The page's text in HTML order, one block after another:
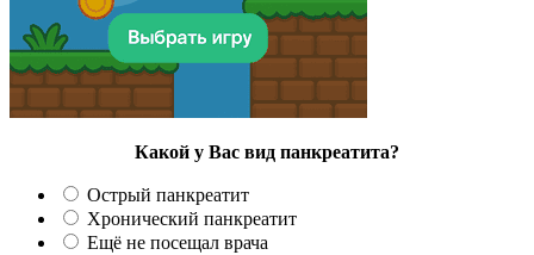
Какой у Вас вид панкреатита?
Острый панкреатит
Хронический панкреатит
Ещё не посещал врача